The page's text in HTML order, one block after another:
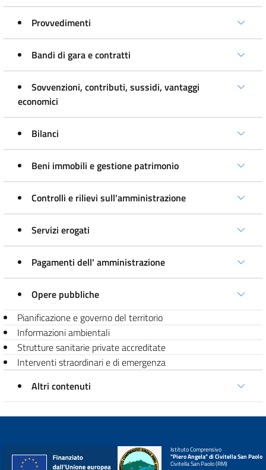
Provvedimenti
Bandi di gara e contratti
Sovvenzioni, contributi, sussidi, vantaggi
economici
Bilanci
Beni immobili e gestione patrimonio
Controlli e rilievi sull'amministrazione
Servizi erogati
Pagamenti dell' amministrazione
Opere pubbliche
Pianificazione e governo del territorio
Informazioni ambientali
Strutture sanitarie private accreditate
Interventi straordinari e di emergenza
Altri contenuti
Istituto Comprensivo
"Piero Angela" di Civitella San Paolo
Civitella San Paolo (RM)